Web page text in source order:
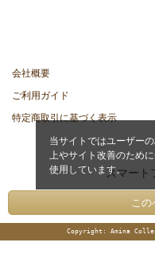
会社概要
ご利用ガイド
特定商取引に基づく表示
スマー
この
Copyright: Amina
当サイトではユーザー
上やサイト改善のため
使用しています。